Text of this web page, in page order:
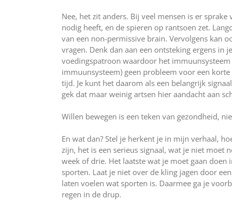
Nee, het zit anders. Bij veel mensen is er
nodig heeft, en de spieren op rantsoen zet.
van een non-permissive brain. Vervolgens kan
vragen. Denk dan aan een ontsteking ergens in
voedingspatroon waardoor het
immuunsysteem) geen probleem voor een
tijd. Je kunt het daarom als een belangrijk
gek dat maar weinig artsen hier aandacht aan
Willen bewegen is een teken van gezondheid,
En wat dan? Stel je herkent je in mijn verhaal,
zijn, het is een serieus signaal, wat je niet moet
week of drie. Het laatste wat je moet gaan
sporten. Laat je niet over de kling jagen door
laten voelen wat sporten is. Daarmee ga je
regen in de drup.